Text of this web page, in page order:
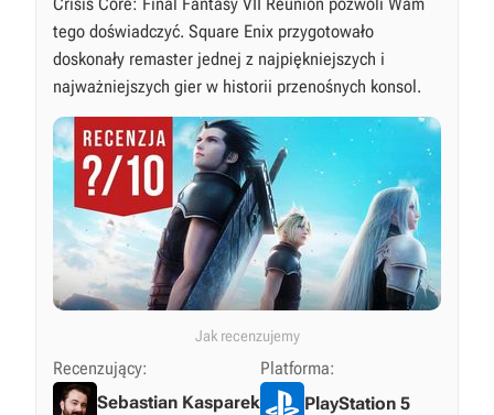
tego doświadczyć. Square Enix przygotowało
doskonały remaster jednej z najpiękniejszych i
najważniejszych gier w historii przenośnych konsol.
Jak recenzujemy
Recenzujący:
Sebastian Kasparek
Platforma:
PlayStation 5